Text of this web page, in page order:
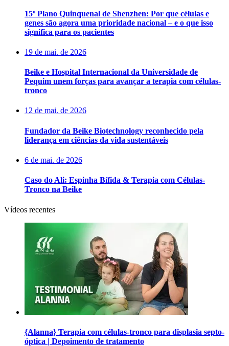
15º Plano Quinquenal de Shenzhen: Por que células e
genes são agora uma prioridade nacional – e o que isso
significa para os pacientes
19 de mai. de 2026
Beike e Hospital Internacional da Universidade de
Pequim unem forças para avançar a terapia com células-
tronco
12 de mai. de 2026
Fundador da Beike Biotechnology reconhecido pela
liderança em ciências da vida sustentáveis
6 de mai. de 2026
Caso do Ali: Espinha Bífida & Terapia com Células-
Tronco na Beike
Vídeos recentes
{Alanna} Terapia com células-tronco para displasia septo-
óptica | Depoimento de tratamento